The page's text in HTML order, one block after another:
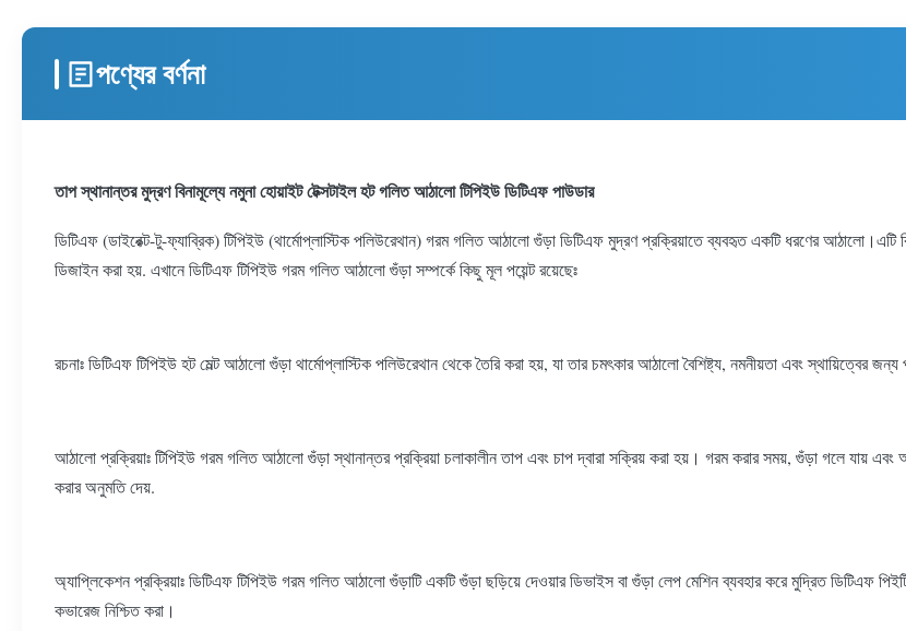
পণ্যের বর্ণনা
তাপ স্থানান্তর মুদ্রণ বিনামূল্যে নমুনা হোয়াইট টেক্সটাইল হট গলিত আঠালো টিপিইউ ডিটিএফ পাউডার
ডিটিএফ (ডাইরেক্ট-টু-ফ্যাব্রিক) টিপিইউ (থার্মোপ্লাস্টিক পলিউরেথান) গরম গলিত আঠালো গুঁড়া ডিটিএফ মুদ্রণ প্রক্রিয়াতে ব্যবহৃত একটি ধরণের
ডিজাইন করা হয়. এখানে ডিটিএফ টিপিইউ গরম গলিত আঠালো গুঁড়া সম্পর্কে কিছু মূল পয়েন্ট রয়েছেঃ
রচনাঃ ডিটিএফ টিপিইউ হট মেল্ট আঠালো গুঁড়া থার্মোপ্লাস্টিক পলিউরেথান থেকে তৈরি করা হয়, যা তার চমৎকার আঠালো বৈশিষ্ট্য, নমনীয়তা এবং স্থায়িত্বের
আঠালো প্রক্রিয়াঃ টিপিইউ গরম গলিত আঠালো গুঁড়া স্থানান্তর প্রক্রিয়া চলাকালীন তাপ এবং চাপ দ্বারা সক্রিয় করা হয়। গরম করার সময়, গুঁড়া গলে যায়
করার অনুমতি দেয়.
অ্যাপ্লিকেশন প্রক্রিয়াঃ ডিটিএফ টিপিইউ গরম গলিত আঠালো গুঁড়াটি একটি গুঁড়া ছড়িয়ে দেওয়ার ডিভাইস বা গুঁড়া লেপ মেশিন ব্যবহার করে মুদ্রিত ডিটিএফ
কভারেজ নিশ্চিত করা।